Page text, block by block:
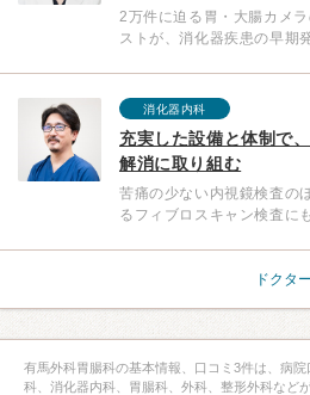
2万件に迫る胃・大腸カメ
ストが、消化器疾患の早期
消化器内科
充実した設備と体制で
解消に取り組む
苦痛の少ない内視鏡検査の
るフィブロスキャン検査に
ドクタ
有馬外科胃腸科の基本情報、口コミ3件は、病
科、消化器内科、胃腸科、外科、整形外科など